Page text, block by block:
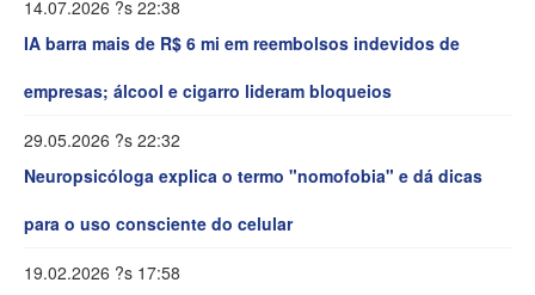
14.07.2026 ?s 22:38
IA barra mais de R$ 6 mi em reembolsos indevidos de
empresas; álcool e cigarro lideram bloqueios
29.05.2026 ?s 22:32
Neuropsicóloga explica o termo "nomofobia" e dá dicas
para o uso consciente do celular
19.02.2026 ?s 17:58